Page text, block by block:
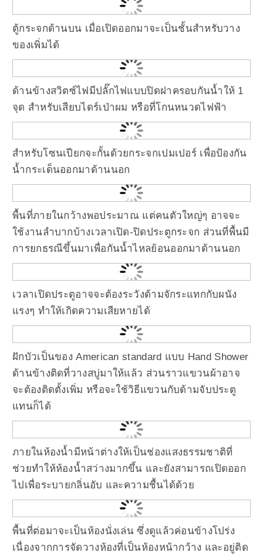
ตู้กระจกด้านบน เมื่อเปิดออกมาจะเป็นชั้นสำหรับวาง
ของเพิ่มได้
ด้านข้างสวิตซ์ไฟมีปลั๊กไฟแบบปิดฝาครอบกันน้ำให้ 1
จุด สำหรับเสียบไดร์เป่าผม หรือที่โกนหนวดไฟฟ้า
สำหรับโซนเปียกจะกั้นด้วยกระจกเปมเปอร์ เพื่อป้องกัน
น้ำกระเด็นออกมาด้านนอก
พื้นที่ภายในกว้างพอประมาณ แต่คนตัวใหญ่ๆ อาจจะ
ใช้งานลำบากบ้างเวลาเปิด-ปิดประตูกระจก ส่วนที่พื้นมี
การยกธรณีขึ้นมาเพื่อกันน้ำไหลย้อนออกมาด้านนอก
เวลาเปิดประตูอาจจะต้องระวังด้ามจักระแทกกับผนัง
แรงๆ ทำให้เกิดความเสียหายได้
ฝักบัวเป็นของ American standard แบบ Hand Shower
ด้านข้างติดที่วางสบู่มาให้แล้ว ส่วนราวแขวนผ้าอาจ
จะต้องติดตั้งเพิ่ม หรือจะใช้วิธีแขวนกับด้ามจับประตู
แทนก็ได้
ภายในห้องน้ำมีหน้าต่างให้เป็นช่องแสงธรรมชาติที่
ช่วยทำให้ห้องน้ำสว่างมากขึ้น และยังสามารถเปิดออก
ไปเพื่อระบายกลิ่นอับ และความชื้นได้ด้วย
พื้นที่ต่อมาจะเป็นห้องนั่งเล่น ซึ่งดูแล้วค่อนข้างโปร่ง
เนื่องจากการจัดวางห้องที่เป็นห้องหน้ากว้าง และอยู่ติด